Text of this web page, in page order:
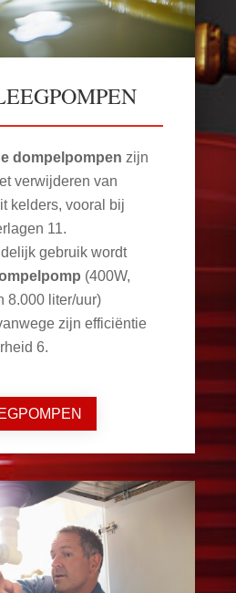
dompelpompen zijn
verwijderen van
kelders, vooral bij
11.
gebruik wordt
(400W,
8.000 liter/uur)
zijn efficiëntie
6.